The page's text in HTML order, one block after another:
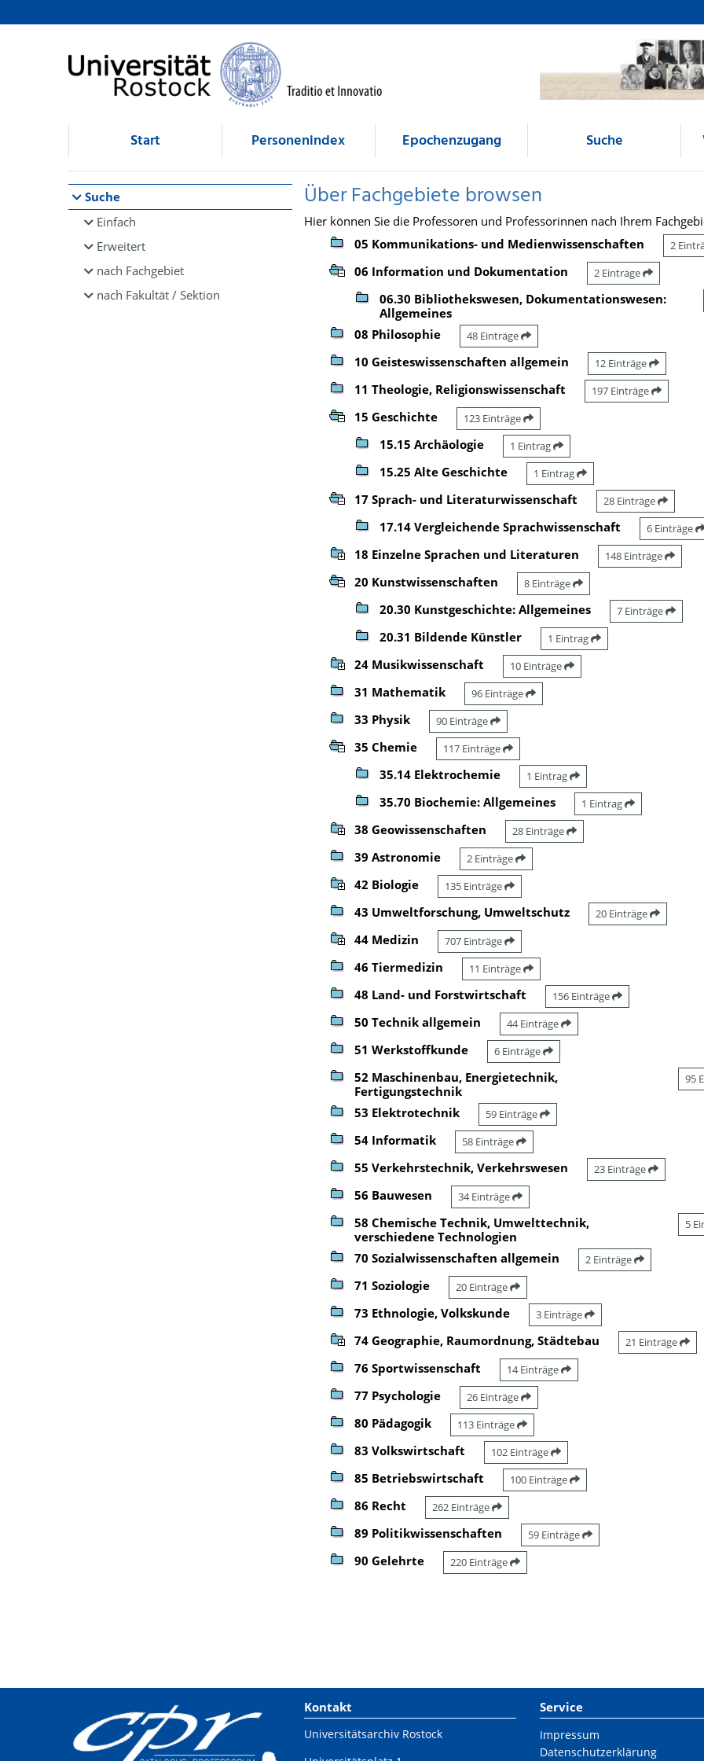
Browsen
direkt zum Inhalt
Start Personenindex Epochenzugang Suche
Suche
Einfach
Erweitert
nach Fachgebiet
nach Fakultät / Sektion
Über Fachgebiete browsen
Hier können Sie die Professoren und Professorinnen nach Ihrem
05 Kommunikations- und Medienwissenschaften
2
06 Information und Dokumentation 2 Einträge
06.30 Bibliothekswesen, Dokumentationswesen:
Allgemeines
08 Philosophie 48 Einträge
10 Geisteswissenschaften allgemein 12 Einträge
11 Theologie, Religionswissenschaft 197 Einträge
15 Geschichte 123 Einträge
15.15 Archäologie 1 Eintrag
15.25 Alte Geschichte 1 Eintrag
17 Sprach- und Literaturwissenschaft 28 Einträge
17.14 Vergleichende Sprachwissenschaft 6 Einträge
18 Einzelne Sprachen und Literaturen 148 Einträge
20 Kunstwissenschaften 8 Einträge
20.30 Kunstgeschichte: Allgemeines 7 Einträge
20.31 Bildende Künstler 1 Eintrag
24 Musikwissenschaft 10 Einträge
31 Mathematik 96 Einträge
33 Physik 90 Einträge
35 Chemie 117 Einträge
35.14 Elektrochemie 1 Eintrag
35.70 Biochemie: Allgemeines 1 Eintrag
38 Geowissenschaften 28 Einträge
39 Astronomie 2 Einträge
42 Biologie 135 Einträge
43 Umweltforschung, Umweltschutz 20 Einträge
44 Medizin 707 Einträge
46 Tiermedizin 11 Einträge
48 Land- und Forstwirtschaft 156 Einträge
50 Technik allgemein 44 Einträge
51 Werkstoffkunde 6 Einträge
52 Maschinenbau, Energietechnik,
Fertigungstechnik
95
53 Elektrotechnik 59 Einträge
54 Informatik 58 Einträge
55 Verkehrstechnik, Verkehrswesen 23 Einträge
56 Bauwesen 34 Einträge
58 Chemische Technik, Umwelttechnik,
verschiedene Technologien
5
70 Sozialwissenschaften allgemein 2 Einträge
71 Soziologie 20 Einträge
73 Ethnologie, Volkskunde 3 Einträge
74 Geographie, Raumordnung, Städtebau 21 Einträge
76 Sportwissenschaft 14 Einträge
77 Psychologie 26 Einträge
80 Pädagogik 113 Einträge
83 Volkswirtschaft 102 Einträge
85 Betriebswirtschaft 100 Einträge
86 Recht 262 Einträge
89 Politikwissenschaften 59 Einträge
90 Gelehrte 220 Einträge
Kontakt
Universitätsarchiv Rostock
Service
Impressum
Datenschutzerklärung